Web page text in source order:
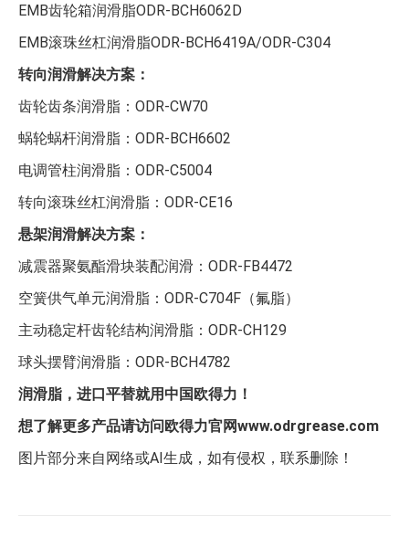
EMB齿轮箱润滑脂ODR-BCH6062D
EMB滚珠丝杠润滑脂ODR-BCH6419A/ODR-C304
转向润滑解决方案：
齿轮齿条润滑脂：ODR-CW70
蜗轮蜗杆润滑脂：ODR-BCH6602
电调管柱润滑脂：ODR-C5004
转向滚珠丝杠润滑脂：ODR-CE16
悬架润滑解决方案：
减震器聚氨酯滑块装配润滑：ODR-FB4472
空簧供气单元润滑脂：ODR-C704F（氟脂）
主动稳定杆齿轮结构润滑脂：ODR-CH129
球头摆臂润滑脂：ODR-BCH4782
润滑脂，进口平替就用中国欧得力！
想了解更多产品请访问欧得力官网www.odrgrease.com
图片部分来自网络或AI生成，如有侵权，联系删除！